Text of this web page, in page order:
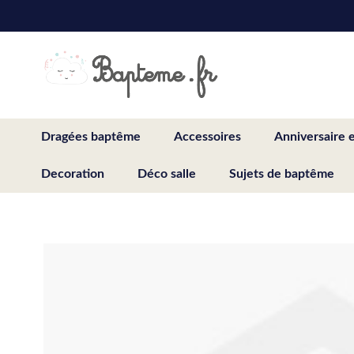
to
Dragées baptême Accessoires Anniversaire
Decoration Déco salle Sujets de baptême